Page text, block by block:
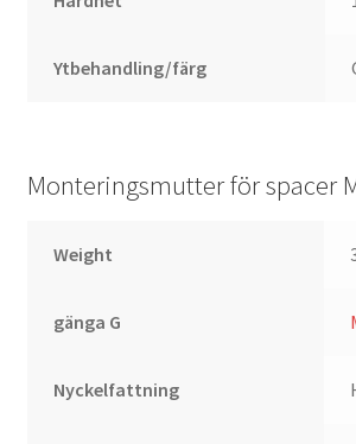
Ytbehandling/färg
Monteringsmutter för spacer
Weight
gänga G
Nyckelfattning